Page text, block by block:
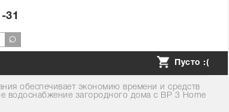
обеспечивает экономию времени и средств
водоснабжение загородного дома с BP 3 Home
31
Пусто :(